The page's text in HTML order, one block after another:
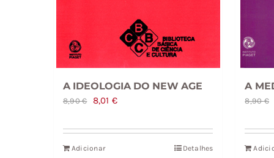
A IDEOLOGIA DO NEW AGE
8,90€
O
original
era:
8,01 €O
atual
Adicionar Detalhes
A
8,90€